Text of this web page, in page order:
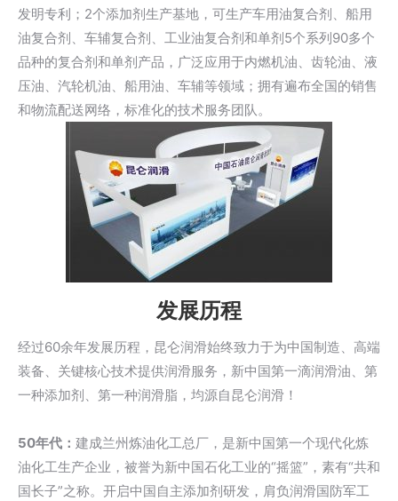
发明专利；2个添加剂生产基地，可生产车用油复合剂、船用
油复合剂、车辅复合剂、工业油复合剂和单剂5个系列90多个
品种的复合剂和单剂产品，广泛应用于内燃机油、齿轮油、液
压油、汽轮机油、船用油、车辅等领域；拥有遍布全国的销售
和物流配送网络，标准化的技术服务团队。
发展历程
经过60余年发展历程，昆仑润滑始终致力于为中国制造、高端
装备、关键核心技术提供润滑服务，新中国第一滴润滑油、第
一种添加剂、第一种润滑脂，均源自昆仑润滑！
50年代： 建成兰州炼油化工总厂，是新中国第一个现代化炼
油化工生产企业，被誉为新中国石化工业的“摇篮”，素有“共和
国长子”之称。开启中国自主添加剂研发，肩负润滑国防军工